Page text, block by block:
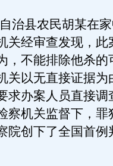
县农民胡某在家
关经审查发现，此
，不能排除他杀的
关以无直接证据为
求办案人员直接调
察机关监督下，罪
院创下了全国首例